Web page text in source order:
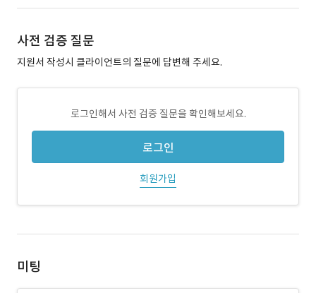
사전 검증 질문
지원서 작성시 클라이언트의 질문에 답변해 주세요.
로그인해서 사전 검증 질문을 확인해보세요.
로그인
회원가입
미팅